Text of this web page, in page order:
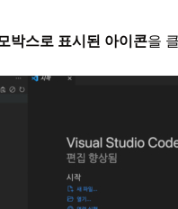
박스로 표시된 아이콘을